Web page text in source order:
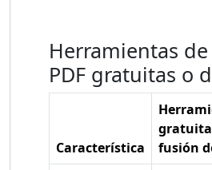
Herramientas
PDF gratuitas o
Característica
fusión